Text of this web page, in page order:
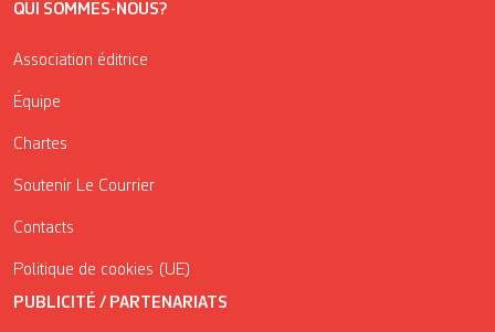
QUI SOMMES-NOUS?
Association éditrice
Équipe
Chartes
Soutenir Le Courrier
Contacts
Politique de cookies (UE)
PUBLICITÉ / PARTENARIATS